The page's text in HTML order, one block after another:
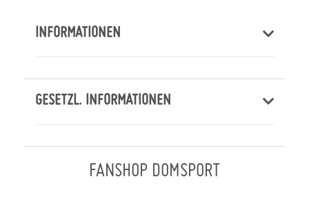
INFORMATIONEN
GESETZL. INFORMATIONEN
FANSHOP DOMSPORT